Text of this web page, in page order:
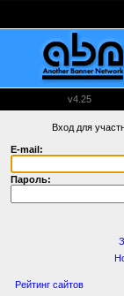
v4.25
Вход для
E-mail:
Пароль:
Рейтинг сайтов